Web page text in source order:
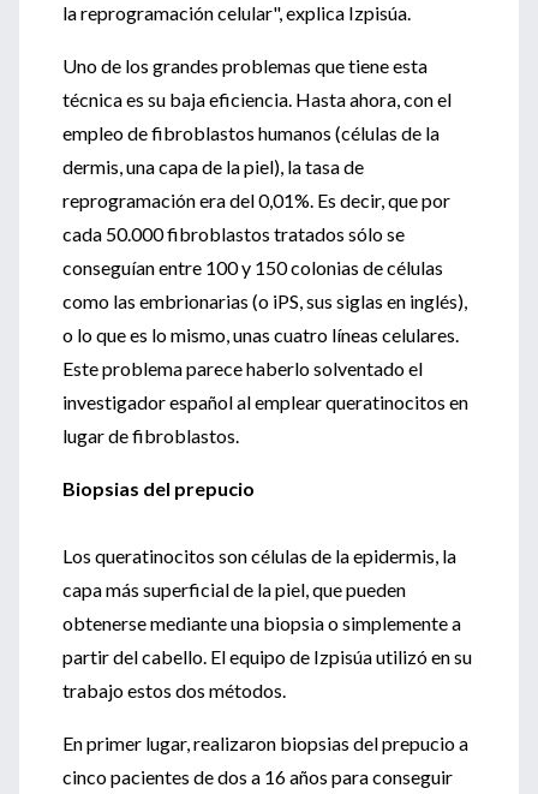
la reprogramación celular", explica Izpisúa.
Uno de los grandes problemas que tiene esta
técnica es su baja eficiencia. Hasta ahora, con el
empleo de fibroblastos humanos (células de la
dermis, una capa de la piel), la tasa de
reprogramación era del 0,01%. Es decir, que por
cada 50.000 fibroblastos tratados sólo se
conseguían entre 100 y 150 colonias de células
como las embrionarias (o iPS, sus siglas en inglés),
o lo que es lo mismo, unas cuatro líneas celulares.
Este problema parece haberlo solventado el
investigador español al emplear queratinocitos en
lugar de fibroblastos.
Biopsias del prepucio
Los queratinocitos son células de la epidermis, la
capa más superficial de la piel, que pueden
obtenerse mediante una biopsia o simplemente a
partir del cabello. El equipo de Izpisúa utilizó en su
trabajo estos dos métodos.
En primer lugar, realizaron biopsias del prepucio a
cinco pacientes de dos a 16 años para conseguir